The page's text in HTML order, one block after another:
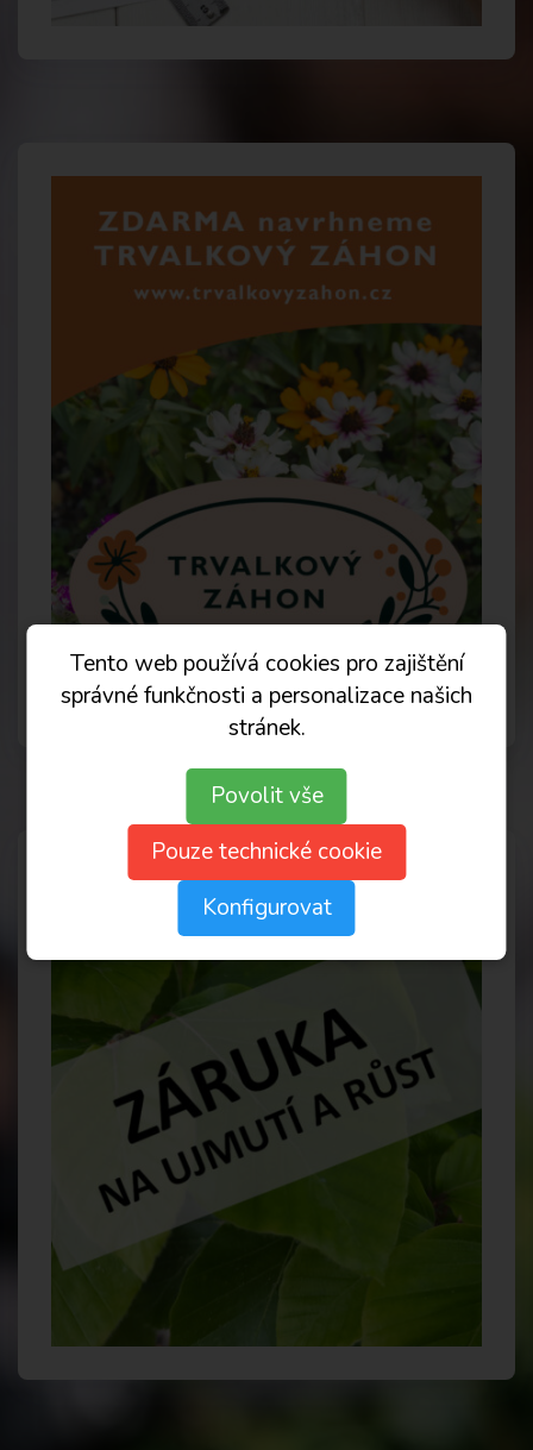
Tento web používá cookies pro zajištění
správné funkčnosti a personalizace našich
stránek.
Povolit vše
Pouze technické cookie
Konfigurovat